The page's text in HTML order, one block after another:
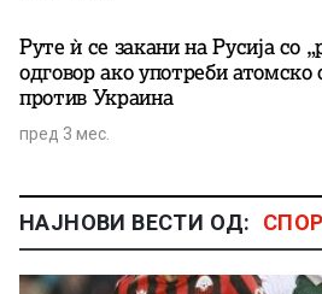
Руте ѝ се закани на Русија со
одговор ако употреби атомско
против Украина
пред 3 мес.
НАЈНОВИ ВЕСТИ ОД: